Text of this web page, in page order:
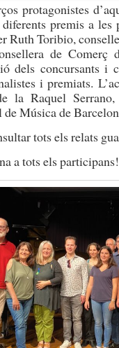
protagonistes
premis a les
Ruth Toribio,
de
dels concursants i
i premiats.
la Raquel
Música de
tots els relats
a tots els participans!